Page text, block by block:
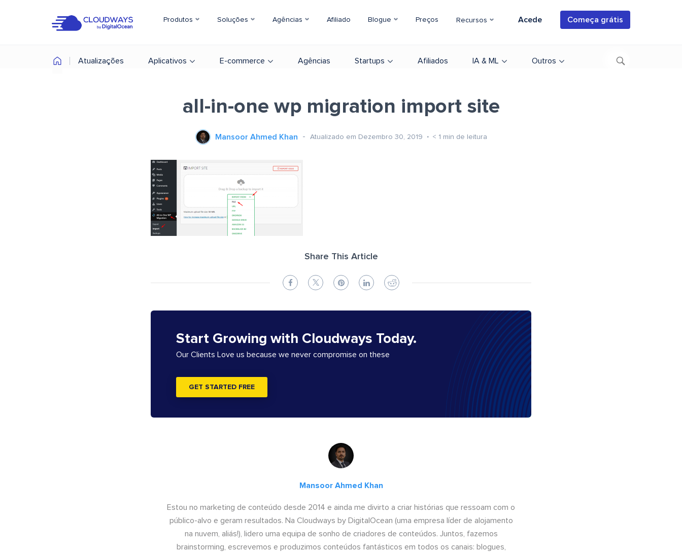
Produtos Soluções Agências Afiliado Blogue Preços Recursos Acede Começa grátis
Atualizações Aplicativos E-commerce Agências Startups Afiliados IA & ML Outros
all-in-one wp migration import site
Mansoor Ahmed Khan Atualizado em Dezembro 30, 2019 < 1 min de leitura
Share This Article
Start Growing with Cloudways Today.
Our Clients Love us because we never compromise on these
GET STARTED FREE
Mansoor Ahmed Khan
Estou no marketing de conteúdo desde 2014 e ainda me divirto a criar histórias que ressoam com o
público-alvo e geram resultados. Na Cloudways by DigitalOcean (uma empresa líder de alojamento
na nuvem, aliás!), lidero uma equipa de sonho de criadores de conteúdos. Juntos, fazemos
brainstorming, escrevemos e produzimos conteúdos fantásticos em todos os canais: blogues,